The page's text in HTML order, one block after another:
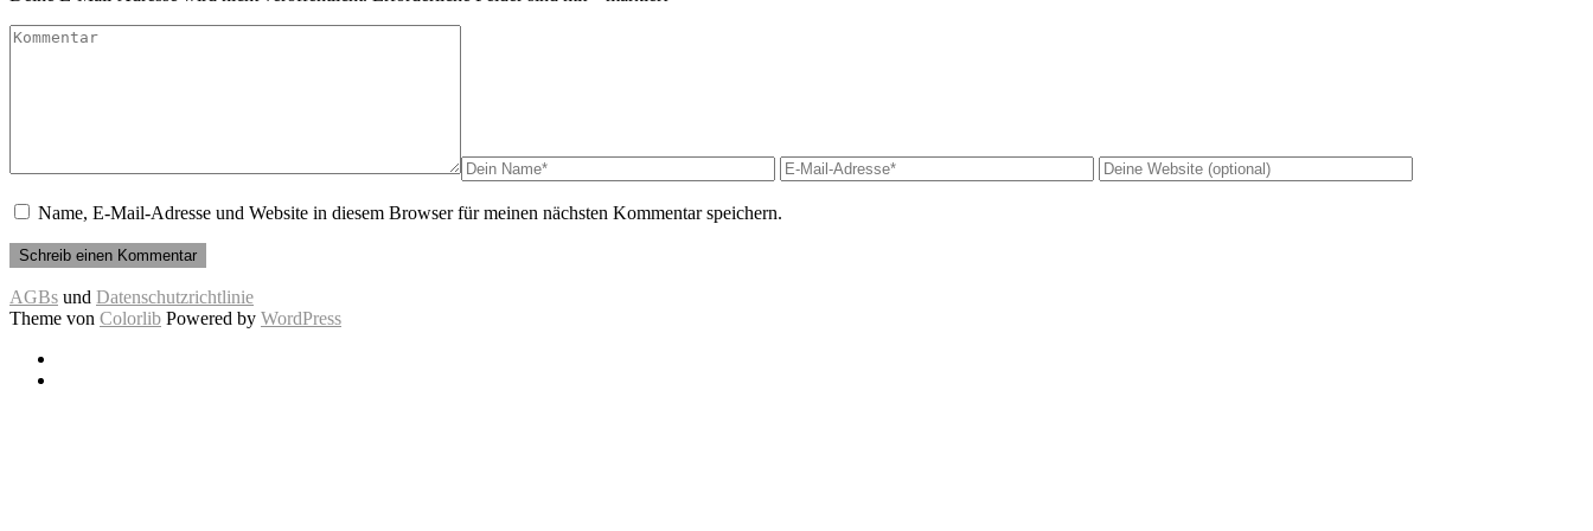
Name, E-Mail-Adresse und Website in diesem Browser für meinen nächsten Kommentar speichern.
AGBs und Datenschutzrichtlinie
Theme von Colorlib Powered by WordPress